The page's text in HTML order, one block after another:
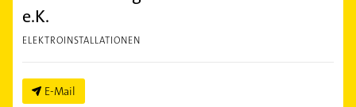
e.K.
ELEKTROINSTALLATIONEN
E-Mail